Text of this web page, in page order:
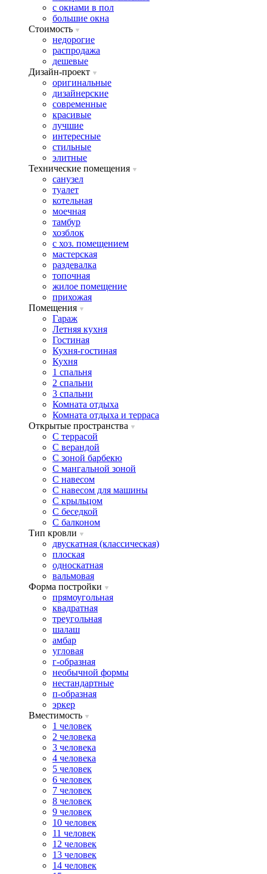
с окнами в пол
большие окна
Стоимость
недорогие
распродажа
дешевые
Дизайн-проект
оригинальные
дизайнерские
современные
красивые
лучшие
интересные
стильные
элитные
Технические помещения
санузел
туалет
котельная
моечная
тамбур
хозблок
с хоз. помещением
мастерская
раздевалка
топочная
жилое помещение
прихожая
Помещения
Гараж
Летняя кухня
Гостиная
Кухня-гостиная
Кухня
1 спальня
2 спальни
3 спальни
Комната отдыха
Комната отдыxа и терраса
Открытые пространства
C террасой
C верандой
C зоной барбекю
C мангальной зоной
C навесом
C навесом для машины
C крыльцом
C беседкой
C балконом
Тип кровли
двускатная (классическая)
плоская
односкатная
вальмовая
Форма постройки
прямоугольная
квадратная
треугольная
шалаш
амбар
угловая
г-образная
необычной формы
нестандартные
п-образная
эркер
Вместимость
1 человек
2 человека
3 человека
4 человека
5 человек
6 человек
7 человек
8 человек
9 человек
10 человек
11 человек
12 человек
13 человек
14 человек